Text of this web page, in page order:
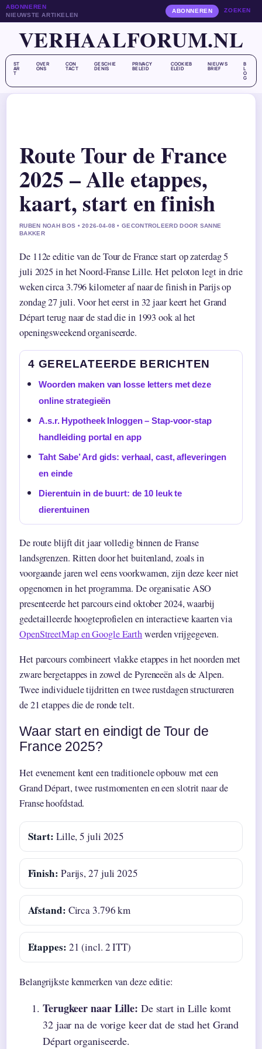
ABONNEREN
NIEUWSTE ARTIKELEN
ABONNEREN ZOEKEN
VERHAALFORUM.NL
ST
AR
T
OVER
ONS
CON
TACT
GESCHIE
DENIS
PRIVACY
BELEID
COOKIEB
ELEID
NIEUWS
BRIEF
B
L
O
G
Route Tour de France
2025 – Alle etappes,
kaart, start en finish
RUBEN NOAH BOS • 2026-04-08 • GECONTROLEERD DOOR SANNE
BAKKER
De 112e editie van de Tour de France start op zaterdag 5
juli 2025 in het Noord-Franse Lille. Het peloton legt in drie
weken circa 3.796 kilometer af naar de finish in Parijs op
zondag 27 juli. Voor het eerst in 32 jaar keert het Grand
Départ terug naar de stad die in 1993 ook al het
openingsweekend organiseerde.
4 GERELATEERDE BERICHTEN
Woorden maken van losse letters met deze
online strategieën
A.s.r. Hypotheek Inloggen – Stap-voor-stap
handleiding portal en app
Taht Sabe’ Ard gids: verhaal, cast, afleveringen
en einde
Dierentuin in de buurt: de 10 leuk te
dierentuinen
De route blijft dit jaar volledig binnen de Franse
landsgrenzen. Ritten door het buitenland, zoals in
voorgaande jaren wel eens voorkwamen, zijn deze keer niet
opgenomen in het programma. De organisatie ASO
presenteerde het parcours eind oktober 2024, waarbij
gedetailleerde hoogteprofielen en interactieve kaarten via
OpenStreetMap en Google Earthwerden vrijgegeven.
Het parcours combineert vlakke etappes in het noorden met
zware bergetappes in zowel de Pyreneeën als de Alpen.
Twee individuele tijdritten en twee rustdagen structureren
de 21 etappes die de ronde telt.
Waar start en eindigt de Tour de
France 2025?
Het evenement kent een traditionele opbouw met een
Grand Départ, twee rustmomenten en een slotrit naar de
Franse hoofdstad.
Start: Lille, 5 juli 2025
Finish: Parijs, 27 juli 2025
Afstand: Circa 3.796 km
Etappes: 21 (incl. 2 ITT)
Belangrijkste kenmerken van deze editie:
Terugkeer naar Lille: De start in Lille komt
32 jaar na de vorige keer dat de stad het Grand
Départ organiseerde.